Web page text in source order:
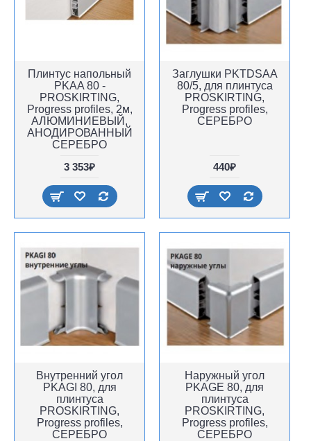
Плинтус напольный
PKAA 80 -
PROSKIRTING,
Progress profiles, 2м,
АЛЮМИНИЕВЫЙ,
АНОДИРОВАННЫЙ
СЕРЕБРО
3 353₽
Заглушки PKTDSAA
80/5, для плинтуса
PROSKIRTING,
Progress profiles,
СЕРЕБРО
440₽
Внутренний угол
PKAGI 80, для
плинтуса
PROSKIRTING,
Progress profiles,
СЕРЕБРО
Наружный угол
PKAGE 80, для
плинтуса
PROSKIRTING,
Progress profiles,
СЕРЕБРО